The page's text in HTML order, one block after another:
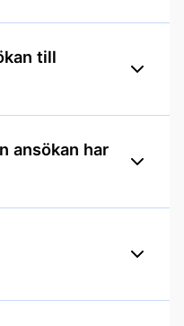
till
ansökan har